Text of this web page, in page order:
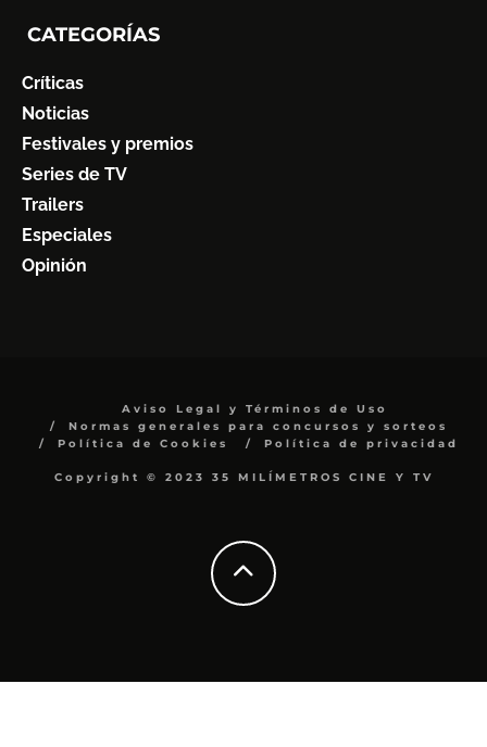
CATEGORÍAS
Críticas
Noticias
Festivales y premios
Series de TV
Trailers
Especiales
Opinión
Aviso Legal y Términos de Uso
Normas generales para concursos y sorteos
Política de Cookies
Política de privacidad
Copyright © 2023 35 MILÍMETROS CINE Y TV